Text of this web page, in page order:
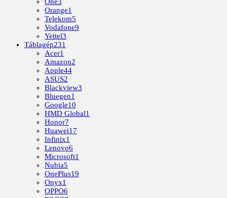
One3
Orange1
Telekom5
Vodafone9
Yettel3
Táblagép231
Acer1
Amazon2
Apple44
ASUS2
Blackview3
Bluegen1
Google10
HMD Global1
Honor7
Huawei17
Infinix1
Lenovo6
Microsoft1
Nubia5
OnePlus19
Onyx1
OPPO6